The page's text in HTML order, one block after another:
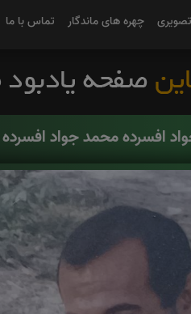
چهره های ماندگار تماس با ما
افسرده محمد جواد افسرده